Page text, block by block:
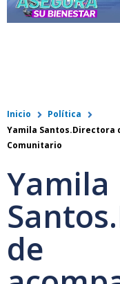
Inicio
Política
Yamila Santos.Directora
Comunitario
Yamila
de